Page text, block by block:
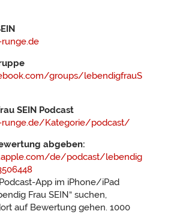
groups/lebendigfrauS
SEIN Podcast
runge.de/Kategorie/podcast/
abgeben:
de/podcast/lebendig
App im iPhone/iPad
Frau SEIN“ suchen,
auf Bewertung gehen. 1000